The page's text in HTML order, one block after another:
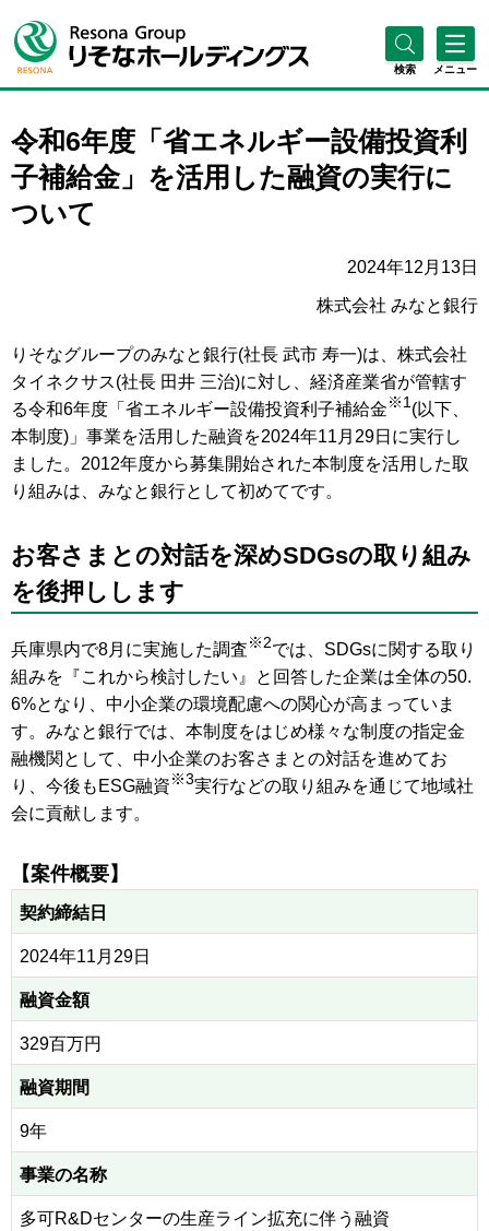
検索 メニュー
令和6年度「省エネルギー設備投資利
子補給金」を活用した融資の実行に
ついて
2024年12月13日
株式会社 みなと銀行
りそなグループのみなと銀行(社長 武市 寿一)は、株式会社
タイネクサス(社長 田井 三治)に対し、経済産業省が管轄す
る令和6年度「省エネルギー設備投資利子補給金 ※1(以下、
本制度)」事業を活用した融資を2024年11月29日に実行し
ました。2012年度から募集開始された本制度を活用した取
り組みは、みなと銀行として初めてです。
お客さまとの対話を深めSDGsの取り組み
を後押しします
兵庫県内で8月に実施した調査 ※2では、SDGsに関する取り
組みを『これから検討したい』と回答した企業は全体の50.
6%となり、中小企業の環境配慮への関心が高まっていま
す。みなと銀行では、本制度をはじめ様々な制度の指定金
融機関として、中小企業のお客さまとの対話を進めてお
り、今後もESG融資 ※3実行などの取り組みを通じて地域社
会に貢献します。
【案件概要】
契約締結日
2024年11月29日
融資金額
329百万円
融資期間
9年
事業の名称
多可R&Dセンターの生産ライン拡充に伴う融資